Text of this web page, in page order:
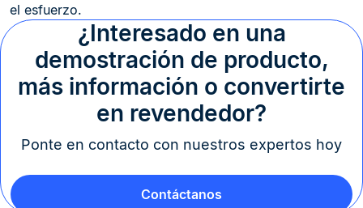
el esfuerzo.
¿Interesado en una
demostración de producto,
más información o convertirte
en revendedor?
Ponte en contacto con nuestros expertos hoy
Contáctanos